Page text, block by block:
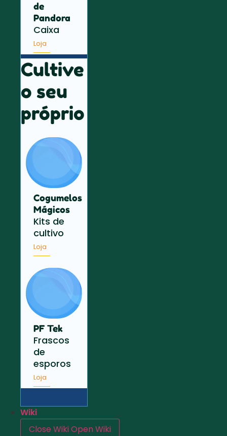
de
Pandora
Caixa
Loja
Cultive
o seu
próprio
Cogumelos
Mágicos
Kits de
cultivo
Loja
PF Tek
Frascos
de
esporos
Loja
Wiki
Close WikiOpen Wiki